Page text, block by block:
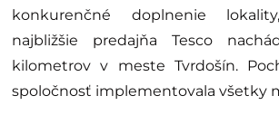
konkurenčné doplnenie
najbližšie predajňa Tesco
kilometrov v meste Tvrdošín.
spoločnosť implementovala všetky